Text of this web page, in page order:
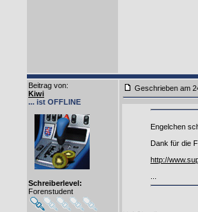
Beitrag von:
Kiwi
... ist OFFLINE
Schreiberlevel:
Forenstudent
Geschrieben
Engelchen
Dank für die
http://